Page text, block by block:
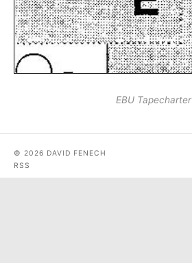
EBU Tapecharter
© 2026 DAVID FENECH
RSS